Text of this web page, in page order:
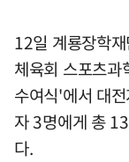
12일 계룡장학
체육회 스포츠
수여식'에서 대
자 3명에게 총
다.